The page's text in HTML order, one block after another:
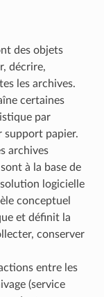
des objets
décrire,
les archives.
certaines
par
support papier.
archives
à la base de
solution logicielle
conceptuel
et définit la
conserver
entre les
(service